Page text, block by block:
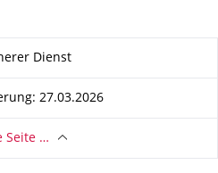
Dienst
27.03.2026
Seite …